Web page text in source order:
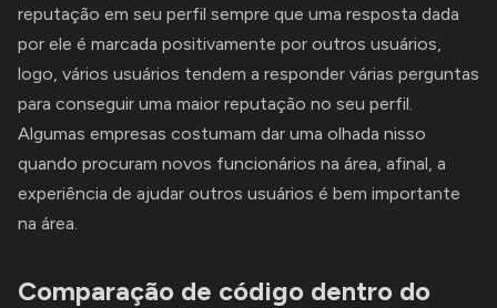
reputação em seu perfil sempre que uma resposta dada
por ele é marcada positivamente por outros usuários,
logo, vários usuários tendem a responder várias perguntas
para conseguir uma maior reputação no seu perfil.
Algumas empresas costumam dar uma olhada nisso
quando procuram novos funcionários na área, afinal, a
experiência de ajudar outros usuários é bem importante
na área.
Comparação de código dentro do